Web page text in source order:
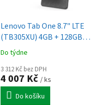
Lenovo Tab One 8.7" LTE
(TB305XU) 4GB + 128GB
Luna Grey
Do týdne
3 312 Kč bez DPH
4 007 Kč / ks
Do košíku